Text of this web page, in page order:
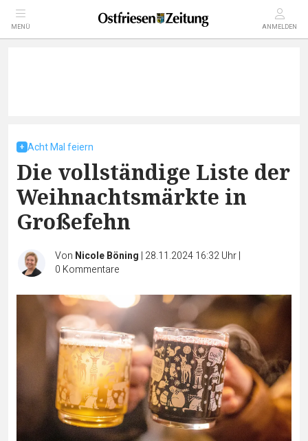
MENÜ ANMELDEN
Acht Mal feiern
Die vollständige Liste der
Weihnachtsmärkte in
Großefehn
Von Nicole Böning | 28.11.2024 16:32 Uhr|
0 Kommentare